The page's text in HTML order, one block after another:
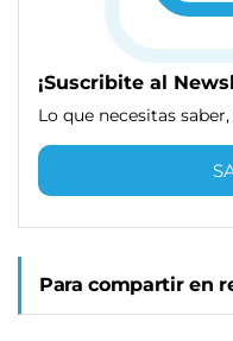
¡Suscribite al
Lo que necesitas
Para compartir en